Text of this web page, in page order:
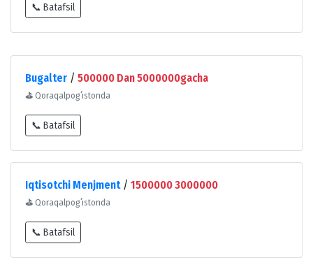
📞 Batafsil
Bugalter / 500000 Dan 5000000gacha
⛳ Qoraqalpogʻistonda
📞 Batafsil
Iqtisotchi Menjment/ 1500000 3000000
⛳ Qoraqalpogʻistonda
📞 Batafsil